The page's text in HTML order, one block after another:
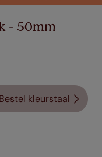
- 50mm
Bestel kleurstaal